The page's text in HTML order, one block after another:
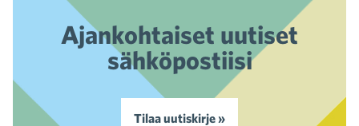
Ajankohtaiset uutiset
sähköpostiisi
Tilaa uutiskirje »